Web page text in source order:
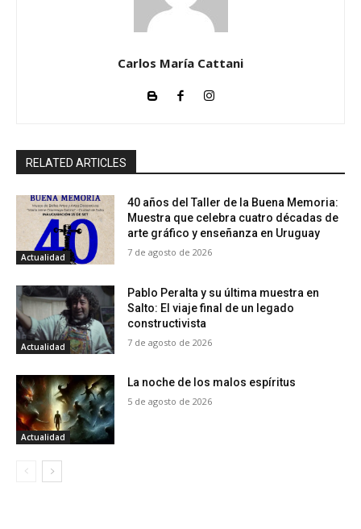
Carlos María Cattani
RELATED ARTICLES
Actualidad
40 años del Taller de la Buena Memoria:
Muestra que celebra cuatro décadas de
arte gráfico y enseñanza en Uruguay
7 de agosto de 2026
Actualidad
Pablo Peralta y su última muestra en
Salto: El viaje final de un legado
constructivista
7 de agosto de 2026
Actualidad
La noche de los malos espíritus
5 de agosto de 2026